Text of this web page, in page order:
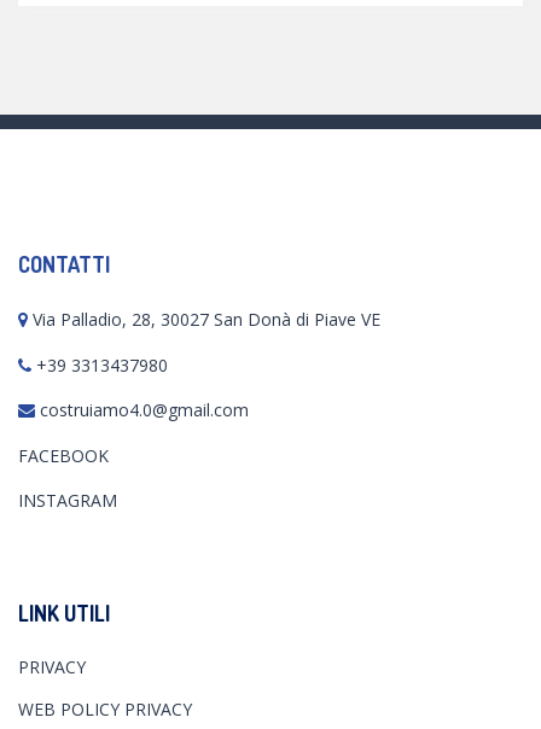
CONTATTI
Via Palladio, 28, 30027 San Donà di Piave VE
+39 3313437980
costruiamo4.0@gmail.com
FACEBOOK
INSTAGRAM
LINK UTILI
PRIVACY
WEB POLICY PRIVACY